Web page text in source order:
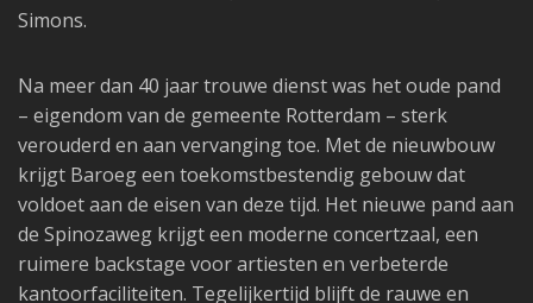
Simons.
Na meer dan 40 jaar trouwe dienst was het oude pand
– eigendom van de gemeente Rotterdam – sterk
verouderd en aan vervanging toe. Met de nieuwbouw
krijgt Baroeg een toekomstbestendig gebouw dat
voldoet aan de eisen van deze tijd. Het nieuwe pand aan
de Spinozaweg krijgt een moderne concertzaal, een
ruimere backstage voor artiesten en verbeterde
kantoorfaciliteiten. Tegelijkertijd blijft de rauwe en